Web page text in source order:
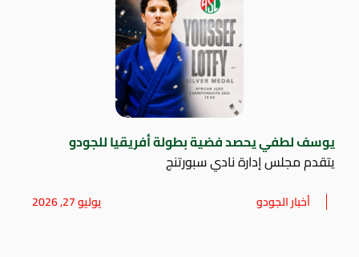
يوسف لطفي يحصد فضية بطولة أفريقيا للجودو
يتقدم مجلس إدارة نادي سبورتنج
أخبار الجودو يوليو 27, 2026